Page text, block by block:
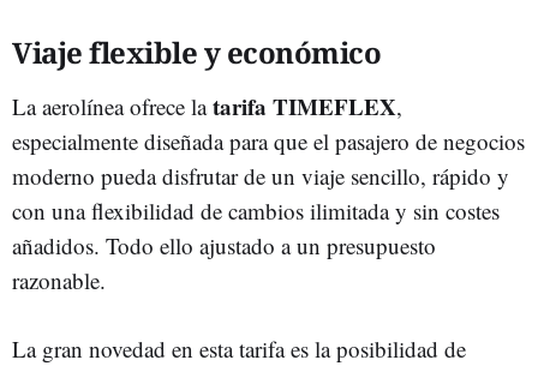
Viaje flexible y económico
La aerolínea ofrece latarifa TIMEFLEX,
especialmente diseñada para que el pasajero de negocios
moderno pueda disfrutar de un viaje sencillo, rápido y
con una flexibilidad de cambios ilimitada y sin costes
añadidos. Todo ello ajustado a un presupuesto
razonable.
La gran novedad en esta tarifa es la posibilidad de